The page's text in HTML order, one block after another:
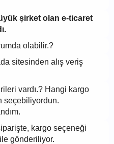
şirket olan e-ticaret
olabilir.?
sitesinden alış veriş
vardı.? Hangi kargo
seçebiliyordun.
kargo seçeneği
gönderiliyor.